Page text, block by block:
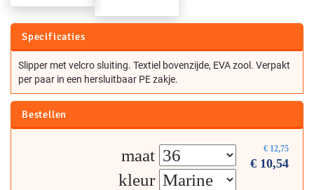
Specificaties
Slipper met velcro sluiting. Textiel bovenzijde, EVA zool. Verpakt
per paar in een hersluitbaar PE zakje.
Bestellen
€ 12,75
€ 10,54
maat
kleur